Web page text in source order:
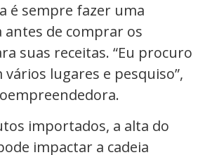
é sempre fazer uma
antes de comprar os
suas receitas. “Eu procuro
lugares e pesquiso”,
importados, a alta do
impactar a cadeia